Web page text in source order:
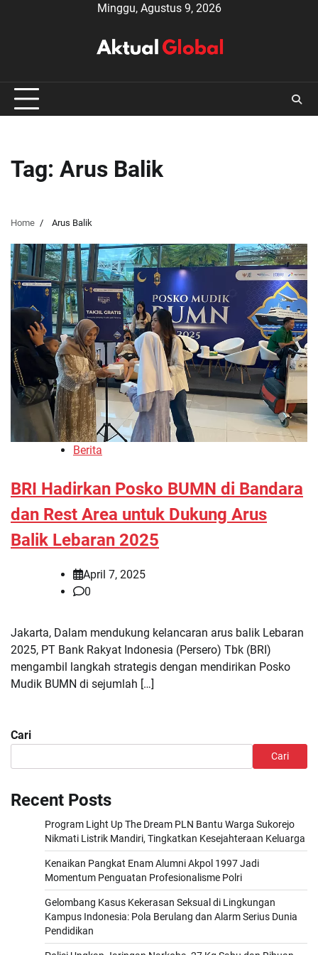
Minggu, Agustus 9, 2026
Tag: Arus Balik
Home Arus Balik
Berita
BRI Hadirkan Posko BUMN di Bandara
dan Rest Area untuk Dukung Arus
Balik Lebaran 2025
April 7, 2025
0
Jakarta, Dalam mendukung kelancaran arus balik Lebaran
2025, PT Bank Rakyat Indonesia (Persero) Tbk (BRI)
mengambil langkah strategis dengan mendirikan Posko
Mudik BUMN di sejumlah […]
Cari
Cari
Recent Posts
Program Light Up The Dream PLN Bantu Warga Sukorejo
Nikmati Listrik Mandiri, Tingkatkan Kesejahteraan Keluarga
Kenaikan Pangkat Enam Alumni Akpol 1997 Jadi
Momentum Penguatan Profesionalisme Polri
Gelombang Kasus Kekerasan Seksual di Lingkungan
Kampus Indonesia: Pola Berulang dan Alarm Serius Dunia
Pendidikan